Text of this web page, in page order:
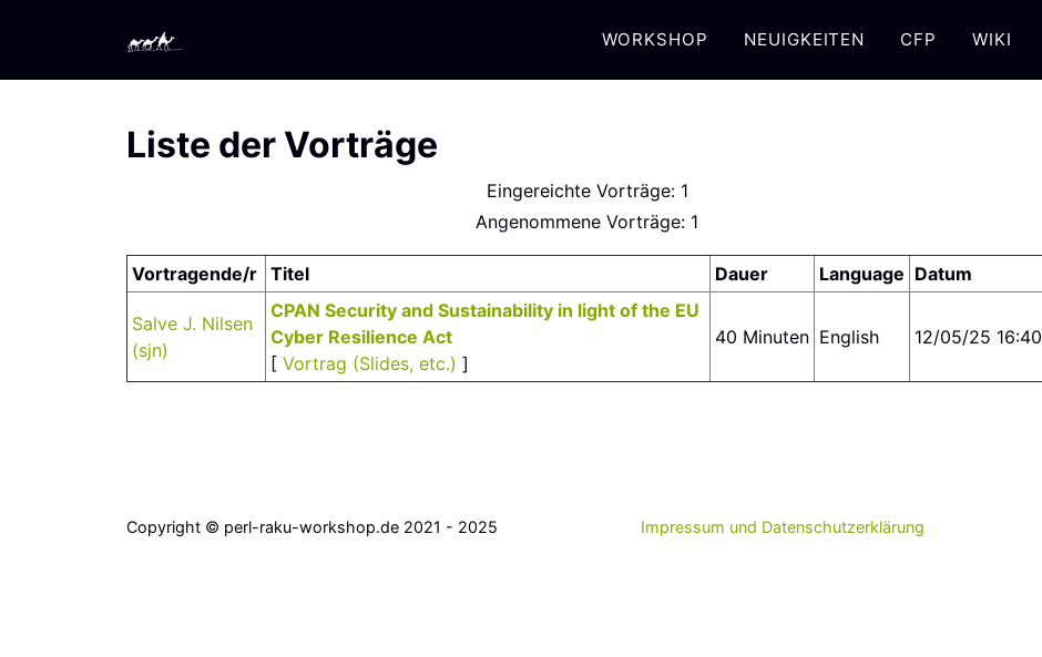
WORKSHOP NEUIGKEITEN CFP WIKI
Liste der Vorträge
Eingereichte Vorträge: 1
Angenommene Vorträge: 1
Vortragende/r Titel Dauer Language Datum
Salve J. Nilsen
(‎sjn‎)
‎CPAN Security and Sustainability in light of the EU
Cyber Resilience Act‎
[ Vortrag (Slides, etc.) ]
40 Minuten English 12/05/25 16:40
Copyright © perl-raku-workshop.de 2021 - 2025 Impressum und Datenschutzerklärung